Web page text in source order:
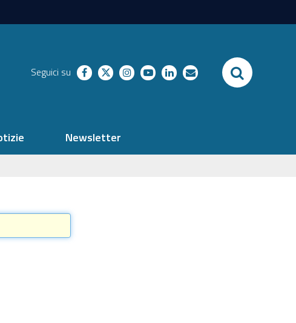
Seguici su facebooktwitterinstagram
youtubelinkedinrichieste SEARCH
Newsletter